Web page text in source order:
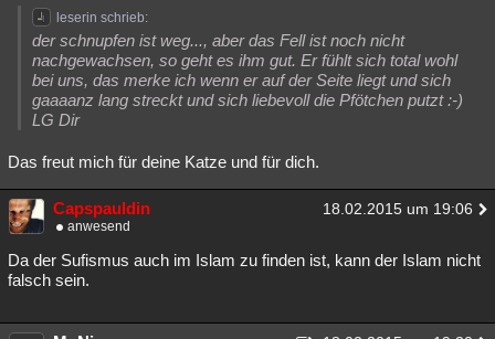
leserin schrieb:
der schnupfen ist weg..., aber das Fell ist noch nicht
nachgewachsen, so geht es ihm gut. Er fühlt sich total wohl
bei uns, das merke ich wenn er auf der Seite liegt und sich
gaaaanz lang streckt und sich liebevoll die Pfötchen putzt :-)
LG Dir
Das freut mich für deine Katze und für dich.
Capspauldin 18.02.2015 um 19:06
anwesend
Da der Sufismus auch im Islam zu finden ist, kann der Islam nicht
falsch sein.